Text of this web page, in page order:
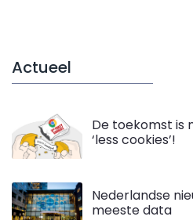
Actueel
De toekomst is
‘less cookies’!
Nederlandse
meeste data